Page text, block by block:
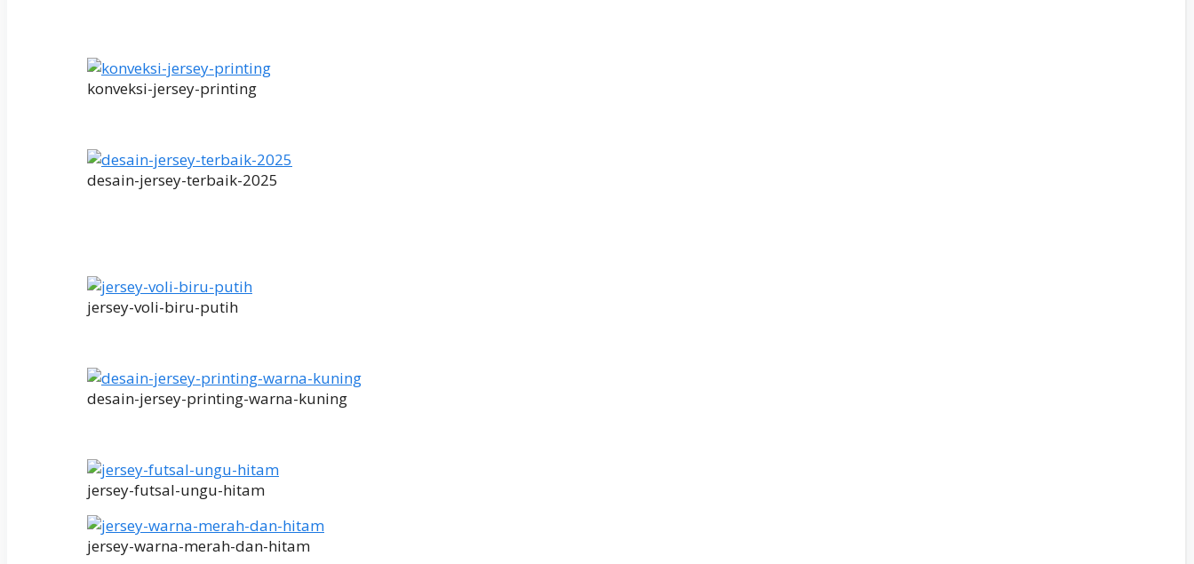
konveksi-jersey-printing
desain-jersey-terbaik-2025
jersey-voli-biru-putih
desain-jersey-printing-warna-kuning
jersey-futsal-ungu-hitam
jersey-warna-merah-dan-hitam